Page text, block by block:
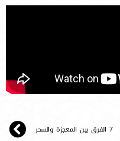
7 الفرق بين المعجزة والسحر